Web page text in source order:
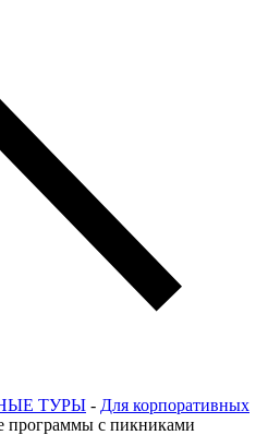
ТУРЫ - Для корпоративных
программы с пикниками